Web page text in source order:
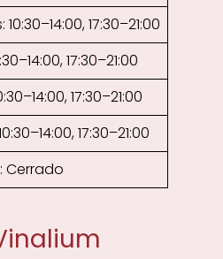
17:30–21:00
17:30–21:00
17:30–21:00
17:30–21:00
Cerrado